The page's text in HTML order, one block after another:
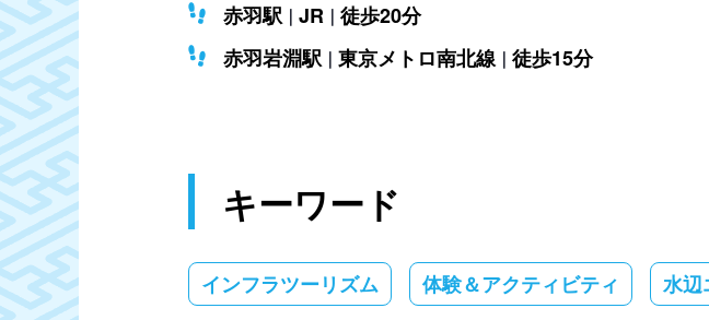
赤羽駅 JR 徒歩20分
赤羽岩淵駅 東京メトロ南北線 徒歩15分
キーワード
インフラツーリズム 体験＆アクティビティ 水辺